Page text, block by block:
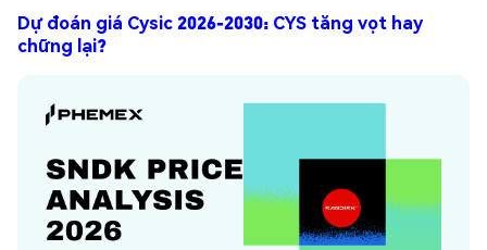
Dự đoán giá Cysic 2026-2030: CYS tăng vọt hay
chững lại?